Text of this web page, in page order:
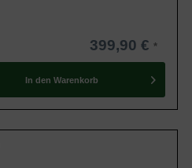
399,90 €
In den Warenkorb